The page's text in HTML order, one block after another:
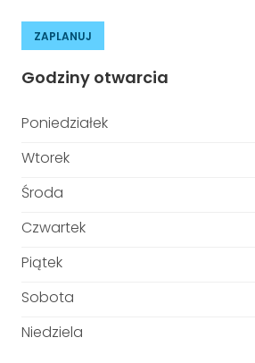
ZAPLANUJ
Godziny otwarcia
Poniedziałek
Wtorek
Środa
Czwartek
Piątek
Sobota
Niedziela